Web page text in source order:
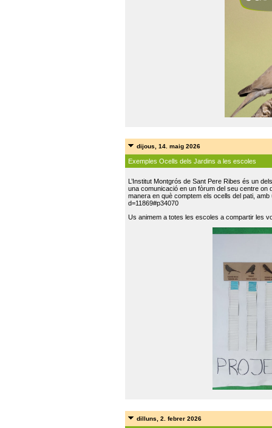
dijous, 14. maig 2026
Exemples Ocells dels Jardins a les escoles
L’Institut Montgrós de Sant Pere Ribes és un
una comunicació en un fòrum del seu centre on
manera en què comptem els ocells del pati,
d=11869#p34070
Us animem a totes les escoles a compartir les
dilluns, 2. febrer 2026